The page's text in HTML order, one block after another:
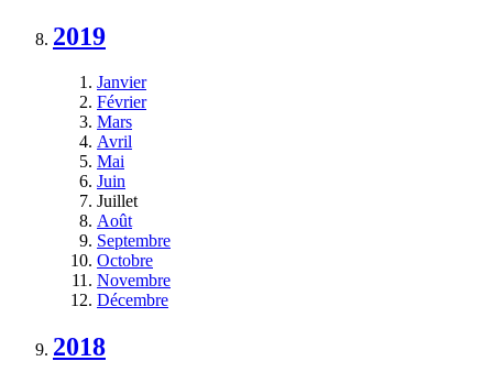
2019
Janvier
Février
Mars
Avril
Mai
Juin
Juillet
Août
Septembre
Octobre
Novembre
Décembre
2018